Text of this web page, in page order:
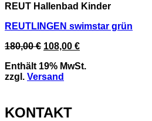
REUT Hallenbad Kinder
REUTLINGEN swimstar grün
180,00€ Ursprünglicher
war:
180,00 €
108,00 €Aktueller
ist:
Enthält 19% MwSt.
zzgl. Versand
KONTAKT